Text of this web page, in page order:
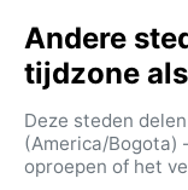
Andere
tijdzone
Deze steden
(America/Bogota)
oproepen of het